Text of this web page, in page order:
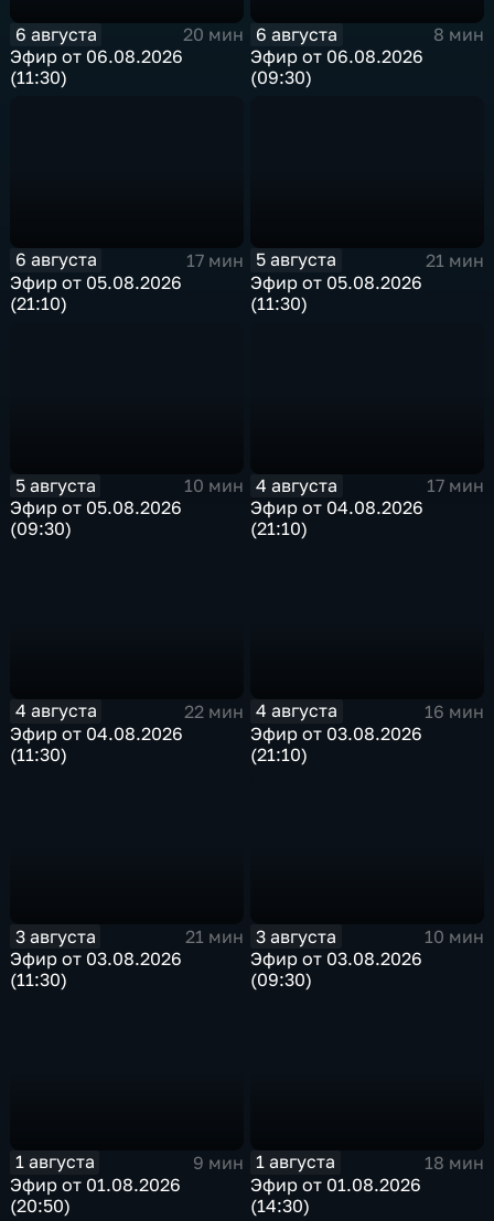
6 августа
20 мин
Эфир от 06.08.2026
(11:30)
6 августа
8 мин
Эфир от 06.08.2026
(09:30)
6 августа
17 мин
Эфир от 05.08.2026
(21:10)
5 августа
21 мин
Эфир от 05.08.2026
(11:30)
5 августа
10 мин
Эфир от 05.08.2026
(09:30)
4 августа
17 мин
Эфир от 04.08.2026
(21:10)
4 августа
22 мин
Эфир от 04.08.2026
(11:30)
4 августа
16 мин
Эфир от 03.08.2026
(21:10)
3 августа
21 мин
Эфир от 03.08.2026
(11:30)
3 августа
10 мин
Эфир от 03.08.2026
(09:30)
1 августа
9 мин
Эфир от 01.08.2026
(20:50)
1 августа
18 мин
Эфир от 01.08.2026
(14:30)